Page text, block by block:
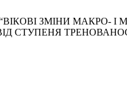
“ВІКОВІ ЗМІНИ
СТУПЕНЯ